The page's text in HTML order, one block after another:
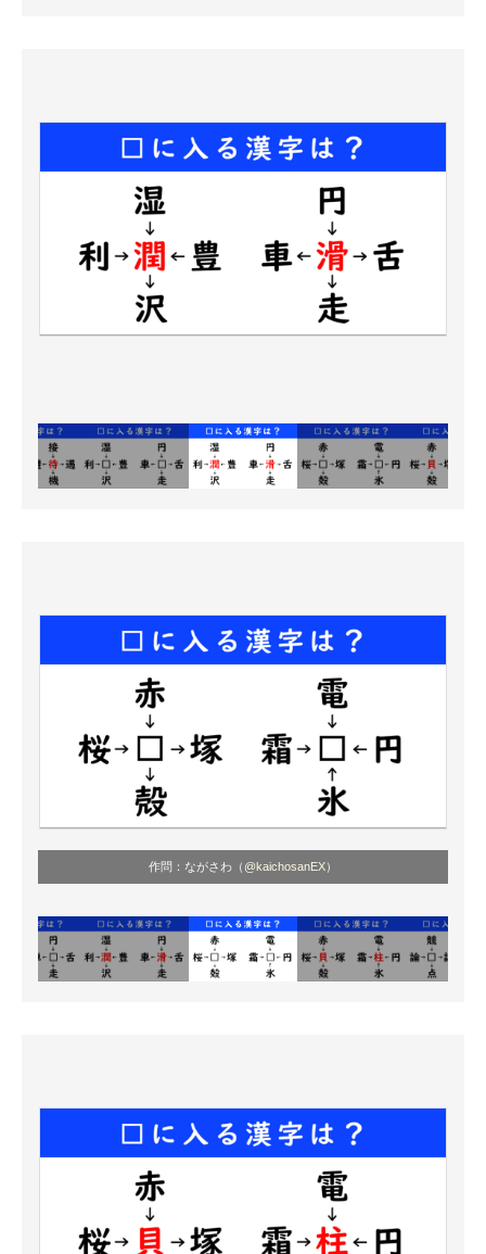
作問：ながさわ（ @kaichosanEX）